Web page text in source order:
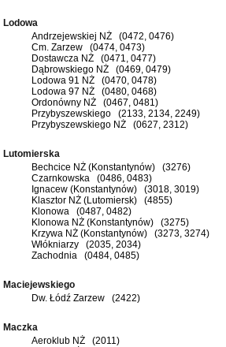
Lodowa
Andrzejewskiej NŻ (0472, 0476)
Cm. Zarzew (0474, 0473)
Dostawcza NŻ (0471, 0477)
Dąbrowskiego NŻ (0469, 0479)
Lodowa 91 NŻ (0470, 0478)
Lodowa 97 NŻ (0480, 0468)
Ordonówny NŻ (0467, 0481)
Przybyszewskiego (2133, 2134, 2249)
Przybyszewskiego NŻ (0627, 2312)
Lutomierska
Bechcice NŻ (Konstantynów) (3276)
Czarnkowska (0486, 0483)
Ignacew (Konstantynów) (3018, 3019)
Klasztor NŻ (Lutomiersk) (4855)
Klonowa (0487, 0482)
Klonowa NŻ (Konstantynów) (3275)
Krzywa NŻ (Konstantynów) (3273, 3274)
Włókniarzy (2035, 2034)
Zachodnia (0484, 0485)
Maciejewskiego
Dw. Łódź Zarzew (2422)
Maczka
Aeroklub NŻ (2011)